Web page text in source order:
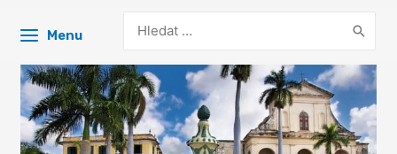
Menu
for: